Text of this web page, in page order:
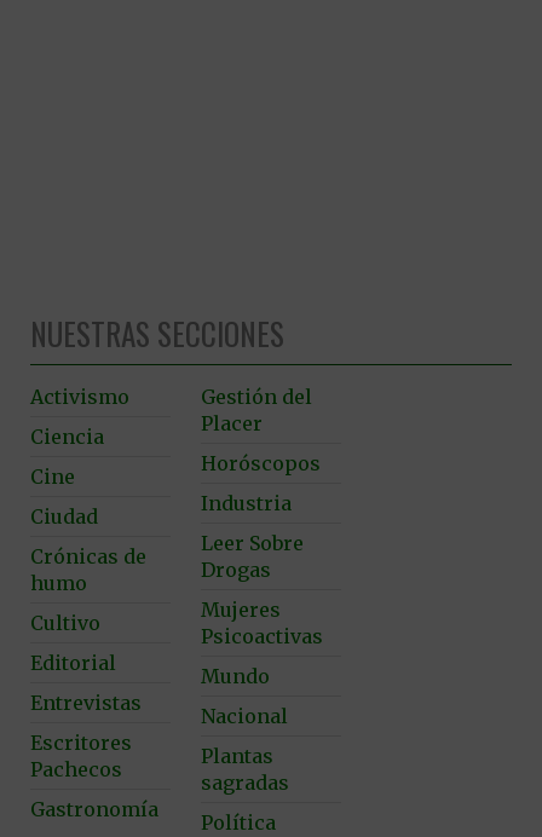
NUESTRAS SECCIONES
Activismo
Ciencia
Cine
Ciudad
Crónicas de
humo
Cultivo
Editorial
Entrevistas
Escritores
Pachecos
Gastronomía
Gestión del
Placer
Horóscopos
Industria
Leer Sobre
Drogas
Mujeres
Psicoactivas
Mundo
Nacional
Plantas
sagradas
Política